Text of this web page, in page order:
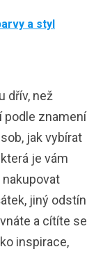
a styl
dřív, než
podle znamení
jak vybírat
je vám
jiný odstín
a cítíte se
inspirace,